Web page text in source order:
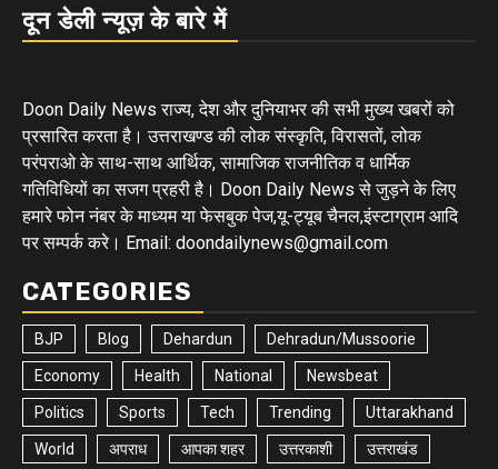
दून डेली न्यूज़ के बारे में
Doon Daily News राज्य, देश और दुनियाभर की सभी मुख्य खबरों को
प्रसारित करता है। उत्तराखण्ड की लोक संस्कृति, विरासतों, लोक
परंपराओ के साथ-साथ आर्थिक, सामाजिक राजनीतिक व धार्मिक
गतिविधियों का सजग प्रहरी है। Doon Daily News से जुड़ने के लिए
हमारे फोन नंबर के माध्यम या फेसबुक पेज,यू-ट्यूब चैनल,इंस्टाग्राम आदि
पर सम्पर्क करे। Email: doondailynews@gmail.com
CATEGORIES
BJP Blog Dehardun Dehradun/Mussoorie
Economy Health National Newsbeat
Politics Sports Tech Trending Uttarakhand
World अपराध आपका शहर उत्तरकाशी उत्तराखंड